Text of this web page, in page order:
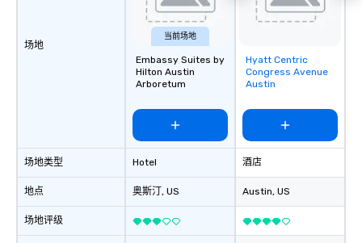
场地
场地类型
地点
场地评级
当前场地
Embassy Suites by
Hilton Austin
Arboretum
Hotel
奥斯汀 , US
Removed from
favorites
Hyatt Centric
Congress Avenue
Austin
酒店
Austin, US